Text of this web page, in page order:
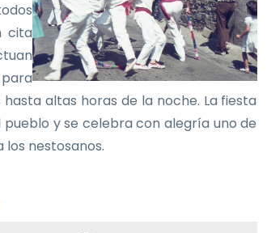
cita
altas horas de la noche. La fiesta
y se celebra con alegría uno de
nestosanos.